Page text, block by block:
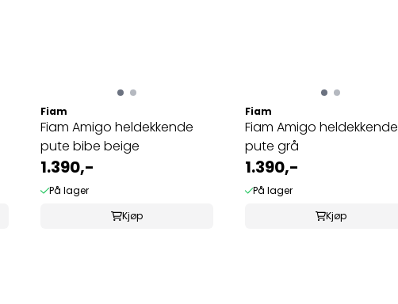
Fiam
Fiam Amigo heldekkende
pute bibe beige
1.390,-
På lager
Kjøp
Fiam
Fiam Amigo heldekkende
pute grå
1.390,-
På lager
Kjøp